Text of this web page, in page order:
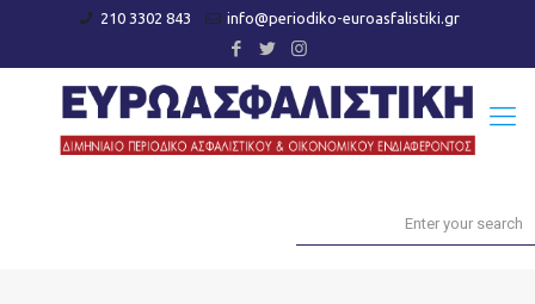
210 3302 843 info@periodiko-euroasfalistiki.gr